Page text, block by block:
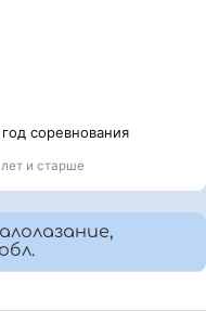
соревнования
лет и старше